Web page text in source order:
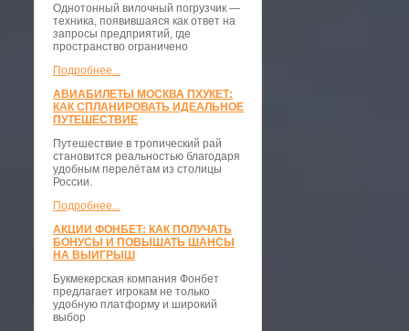
​Однотонный вилочный погрузчик —
техника, появившаяся как ответ на
запросы предприятий, где
пространство ограничено
Подробнее...
АВИАБИЛЕТЫ МОСКВА ПХУКЕТ:
КАК СПЛАНИРОВАТЬ ИДЕАЛЬНОЕ
ПУТЕШЕСТВИЕ
Путешествие в тропический рай
становится реальностью благодаря
удобным перелётам из столицы
России.
Подробнее...
АКЦИИ ФОНБЕТ: КАК ПОЛУЧАТЬ
БОНУСЫ И ПОВЫШАТЬ ШАНСЫ
НА ВЫИГРЫШ
Букмекерская компания Фонбет
предлагает игрокам не только
удобную платформу и широкий
выбор